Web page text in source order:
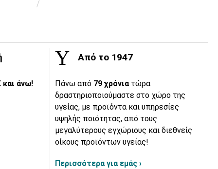
και άνω!
Από το 1947
Πάνω από 79 χρόνια τώρα
δραστηριοποιούμαστε στο χώρο της
υγείας, με προϊόντα και υπηρεσίες
υψηλής ποιότητας, από τους
μεγαλύτερους εγχώριους και διεθνείς
οίκους προϊόντων υγείας!
Περισσότερα για εμάς ›